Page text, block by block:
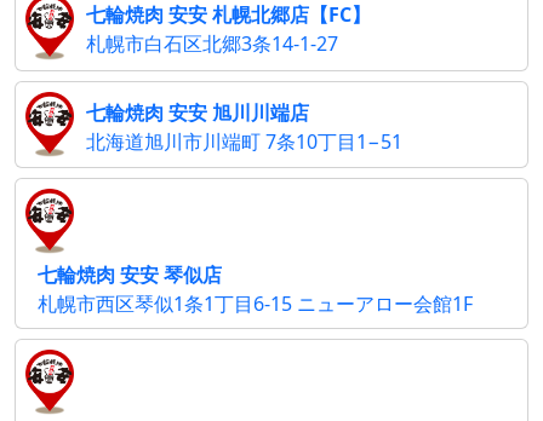
七輪焼肉 安安 札幌北郷店【FC】
札幌市白石区北郷3条14-1-27
七輪焼肉 安安 旭川川端店
北海道旭川市川端町 7条10丁目1−51
七輪焼肉 安安 琴似店
札幌市西区琴似1条1丁目6-15 ニューアロー会館1F